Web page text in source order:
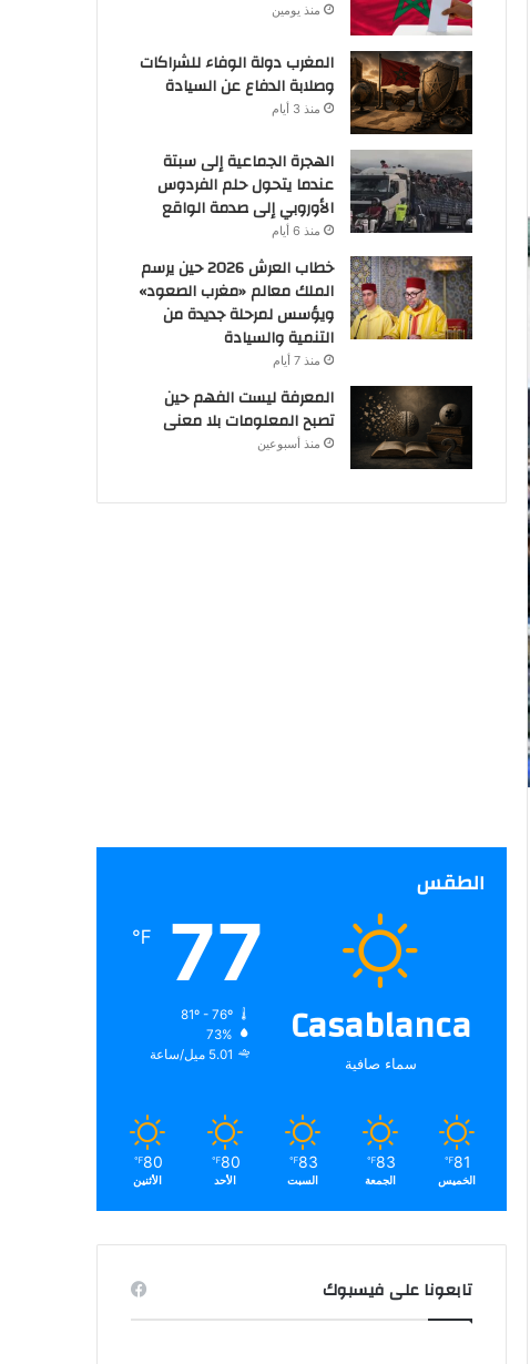
منذ يومين
المغرب دولة الوفاء للشراكات
وصلابة الدفاع عن السيادة
منذ 3 أيام
الهجرة الجماعية إلى سبتة
عندما يتحول حلم الفردوس
الأوروبي إلى صدمة الواقع
منذ 6 أيام
خطاب العرش 2026 حين يرسم
الملك معالم «مغرب الصعود»
ويؤسس لمرحلة جديدة من
التنمية والسيادة
منذ 7 أيام
المعرفة ليست الفهم حين
تصبح المعلومات بلا معنى
منذ أسبوعين
الطقس
Casablanca
سماء صافية
77
℉
81º - 76º
73%
5.01 ميل/ساعة
81
℉
الخميس
83
℉
الجمعة
83
℉
السبت
80
℉
الأحد
80
℉
الأثنين
تابعونا على فيسبوك